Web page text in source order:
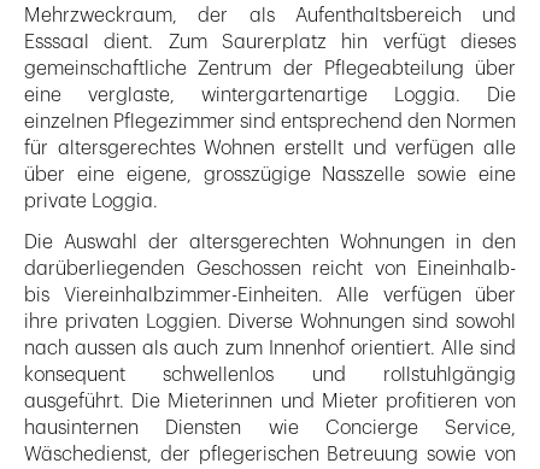
Mehrzweckraum, der als Aufenthaltsbereich und
Esssaal dient. Zum Saurerplatz hin verfügt dieses
gemeinschaftliche Zentrum der Pflegeabteilung über
eine verglaste, wintergartenartige Loggia. Die
einzelnen Pflegezimmer sind entsprechend den Normen
für altersgerechtes Wohnen erstellt und verfügen alle
über eine eigene, grosszügige Nasszelle sowie eine
private Loggia.
Die Auswahl der altersgerechten Wohnungen in den
darüberliegenden Geschossen reicht von Eineinhalb-
bis Viereinhalbzimmer-Einheiten. Alle verfügen über
ihre privaten Loggien. Diverse Wohnungen sind sowohl
nach aussen als auch zum Innenhof orientiert. Alle sind
konsequent schwellenlos und rollstuhlgängig
ausgeführt. Die Mieterinnen und Mieter profitieren von
hausinternen Diensten wie Concierge Service,
Wäschedienst, der pflegerischen Betreuung sowie von